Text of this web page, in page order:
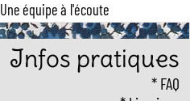
Une équipe à l'écoute
Infos pratiques
FAQ